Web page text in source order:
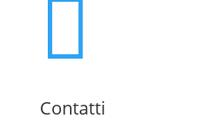

Contatti